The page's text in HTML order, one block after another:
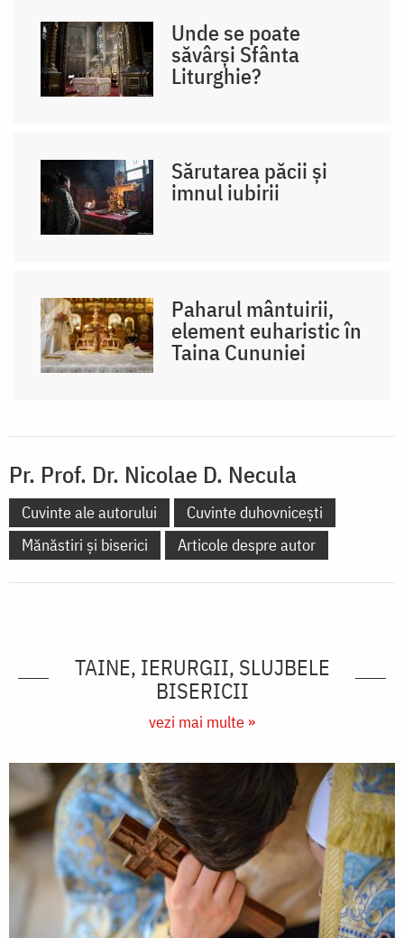
Unde se poate
săvârși Sfânta
Liturghie?
Sărutarea păcii și
imnul iubirii
Paharul mântuirii,
element euharistic în
Taina Cununiei
Pr. Prof. Dr. Nicolae D. Necula
Cuvinte ale autorului
Cuvinte duhovnicești
Mănăstiri și biserici
Articole despre autor
TAINE, IERURGII, SLUJBELE
BISERICII
vezi mai multe »